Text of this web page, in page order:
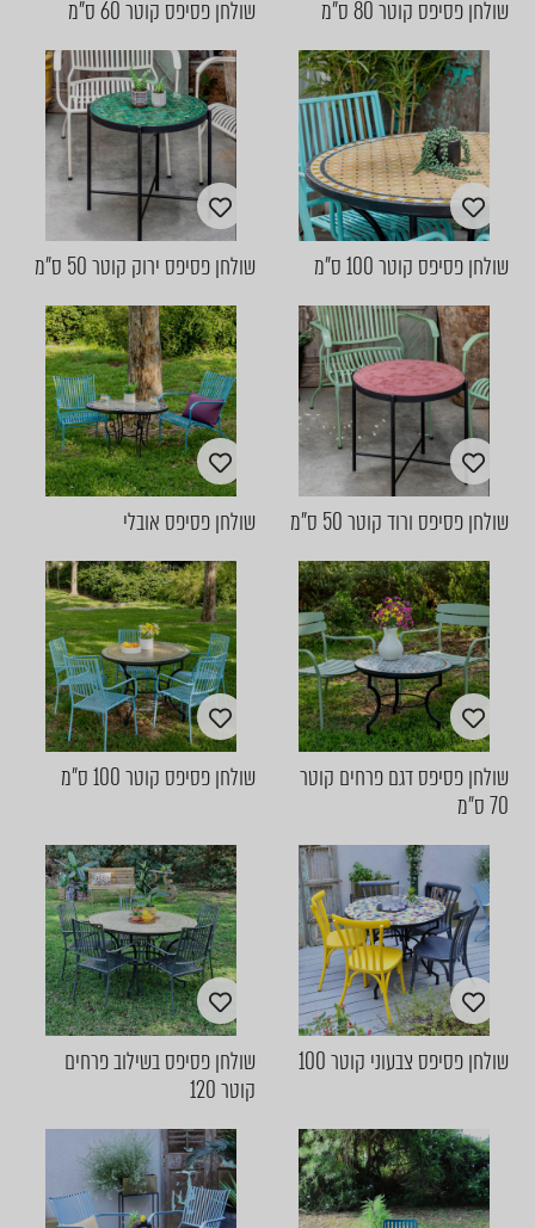
שולחן פסיפס קוטר 80 ס"מ שולחן פסיפס קוטר 60 ס"מ
שולחן פסיפס קוטר 100 ס"מ שולחן פסיפס ירוק קוטר 50 ס"מ
שולחן פסיפס ורוד קוטר 50 ס"מ שולחן פסיפס אובלי
שולחן פסיפס דגם פרחים קוטר
70 ס״מ
שולחן פסיפס קוטר 100 ס״מ
שולחן פסיפס צבעוני קוטר 100
שולחן פסיפס בשילוב פרחים
קוטר 120